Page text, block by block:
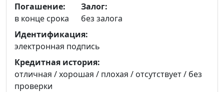
Погашение:
в конце срока
Залог:
без залога
Идентификация:
электронная подпись
Кредитная история:
отличная / хорошая / плохая / отсутствует / без
проверки